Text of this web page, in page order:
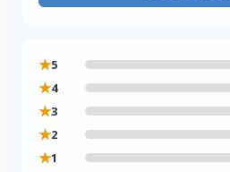
★5
★4
★3
★2
★1